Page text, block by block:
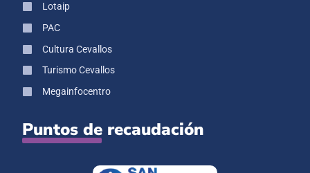
Lotaip
PAC
Cultura Cevallos
Turismo Cevallos
Megainfocentro
Puntos de recaudación